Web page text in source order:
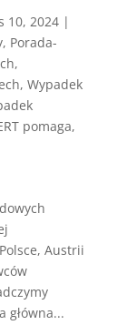
10, 2024|
, Porada-
,
, Wypadek
pomaga,
Austrii
główna...